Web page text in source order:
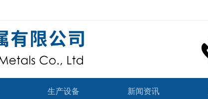
生产设备 新闻资讯